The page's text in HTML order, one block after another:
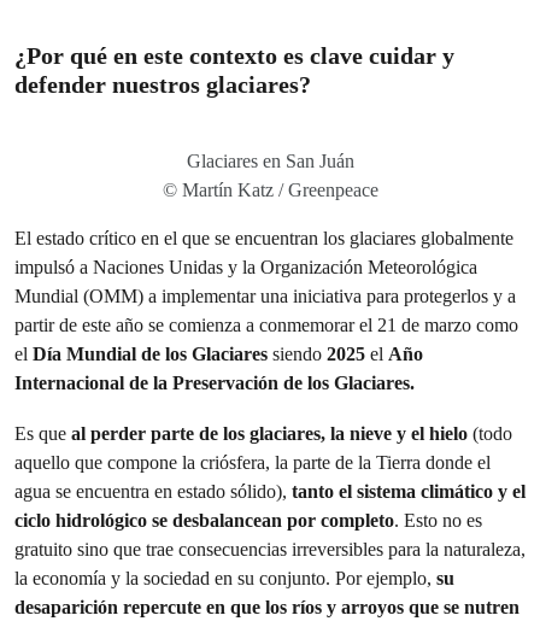
¿Por qué en este contexto es clave cuidar y
defender nuestros glaciares?
Glaciares en San Juán
© Martín Katz / Greenpeace
El estado crítico en el que se encuentran los glaciares globalmente
impulsó a Naciones Unidas y la Organización Meteorológica
Mundial (OMM) a implementar una iniciativa para protegerlos y a
partir de este año se comienza a conmemorar el 21 de marzo como
el Día Mundial de los Glaciares siendo 2025 el Año
Internacional de la Preservación de los Glaciares.
Es que al perder parte de los glaciares, la nieve y el hielo (todo
aquello que compone la criósfera, la parte de la Tierra donde el
agua se encuentra en estado sólido), tanto el sistema climático y el
ciclo hidrológico se desbalancean por completo. Esto no es
gratuito sino que trae consecuencias irreversibles para la naturaleza,
la economía y la sociedad en su conjunto. Por ejemplo, su
desaparición repercute en que los ríos y arroyos que se nutren